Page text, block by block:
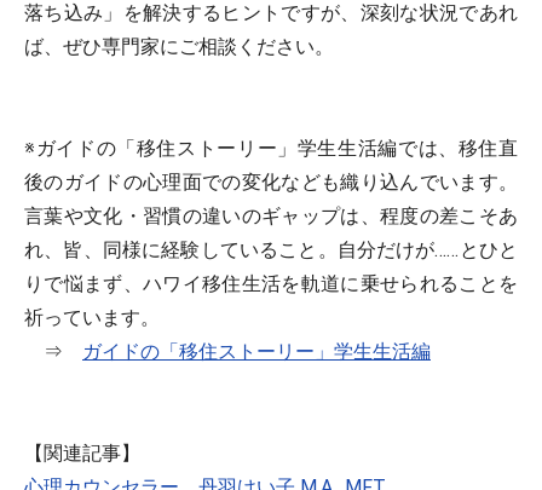
落ち込み」を解決するヒントですが、深刻な状況であれ
ば、ぜひ専門家にご相談ください。
※ガイドの「移住ストーリー」学生生活編では、移住直
後のガイドの心理面での変化なども織り込んでいます。
言葉や文化・習慣の違いのギャップは、程度の差こそあ
れ、皆、同様に経験していること。自分だけが……とひと
りで悩まず、ハワイ移住生活を軌道に乗せられることを
祈っています。
⇒
ガイドの「移住ストーリー」学生生活編
【関連記事】